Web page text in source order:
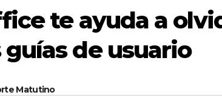
te ayuda a
guías de usuario
Matutino